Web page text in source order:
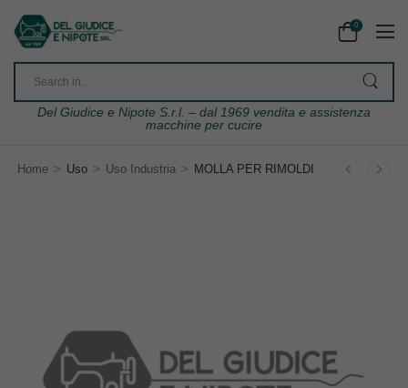
0
Del Giudice e Nipote S.r.l. – dal 1969 vendita e assistenza
macchine per cucire
Home > Uso > Uso Industria > MOLLA PER RIMOLDI